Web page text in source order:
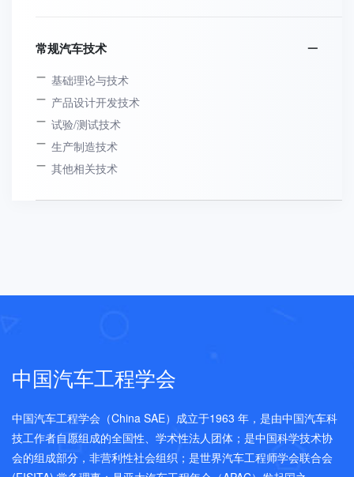
常规汽车技术
基础理论与技术
产品设计开发技术
试验/测试技术
生产制造技术
其他相关技术
中国汽车工程学会
中国汽车工程学会（China SAE）成立于1963 年，是由中国汽车科
技工作者自愿组成的全国性、学术性法人团体；是中国科学技术协
会的组成部分，非营利性社会组织；是世界汽车工程师学会联合会